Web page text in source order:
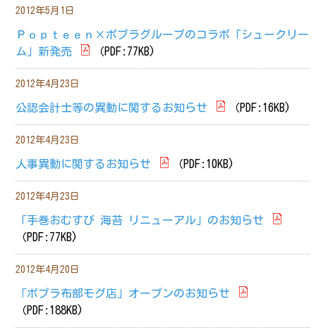
2012年5月1日
Ｐｏｐｔｅｅｎ×ポプラグループのコラボ「シュークリー
ム」新発売
（PDF:77KB)
2012年4月23日
公認会計士等の異動に関するお知らせ （PDF:16KB)
2012年4月23日
人事異動に関するお知らせ （PDF:10KB)
2012年4月23日
「手巻おむすび 海苔 リニューアル」のお知らせ
（PDF:77KB)
2012年4月20日
「ポプラ布部モグ店」オープンのお知らせ
（PDF:188KB)